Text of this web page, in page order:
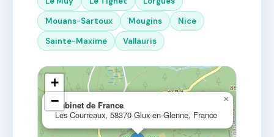
Mouans-Sartoux
Mougins
Nice
Sainte-Maxime
Vallauris
Cabinet de France
Les Courreaux, 58370 Glux-en-Glenne, France
×
+
−